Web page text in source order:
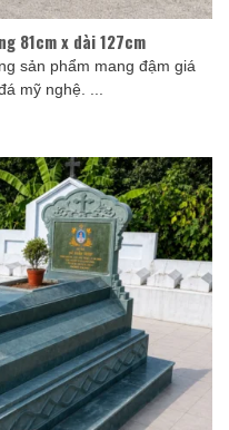
81cm x dài 127cm
sản phẩm mang đậm giá
mỹ nghệ. ...